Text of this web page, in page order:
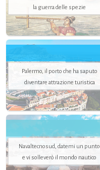
la guerra delle spezie
Palermo, il porto che ha saputo
diventare attrazione turistica
Navaltecnosud, datemi un punto
e vi solleverò il mondo nautico